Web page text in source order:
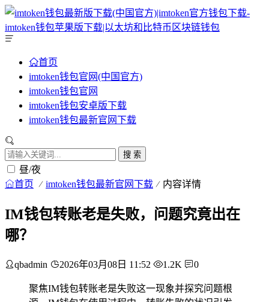
首页
imtoken钱包官网(中国官方)
imtoken钱包官网
imtoken钱包安卓版下载
imtoken钱包最新官网下载
搜 索
昼/夜
首页 imtoken钱包最新官网下载 内容详情
IM钱包转账老是失败，问题究竟出在
哪？
qbadmin 2026年03月08日 11:52 1.2K 0
聚焦IM钱包转账老是失败这一现象并探究问题根